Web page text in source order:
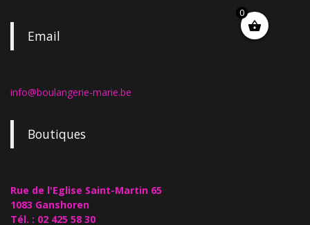
Email
info@boulangerie-marie.be
Boutiques
Rue de l'Eglise Saint-Martin 65
1083 Ganshoren
Tél. : 02 425 58 30
0